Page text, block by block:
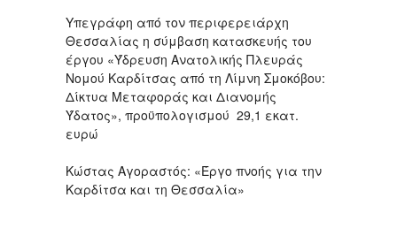
Υπεγράφη από τον περιφερειάρχη
Θεσσαλίας η σύμβαση κατασκευής του
έργου «Ύδρευση Ανατολικής Πλευράς
Νομού Καρδίτσας από τη Λίμνη Σμοκόβου:
Δίκτυα Μεταφοράς και Διανομής
Ύδατος», προϋπολογισμού 29,1 εκατ.
ευρώ
Κώστας Αγοραστός: «Έργο πνοής για την
Καρδίτσα και τη Θεσσαλία»